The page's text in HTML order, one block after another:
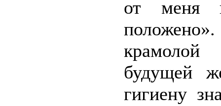
от меня
положено».
будущей
гигиену